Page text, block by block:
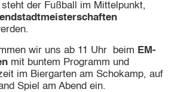
der Fußball im Mittelpunkt,
wir uns ab 11 Uhr beim EM-
mit buntem Programm und
im Biergarten am Schokamp, auf
Spiel am Abend ein.